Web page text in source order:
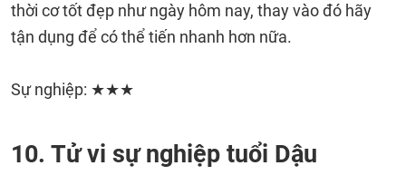
thời cơ tốt đẹp như ngày hôm nay, thay vào đó hãy
tận dụng để có thể tiến nhanh hơn nữa.
Sự nghiệp: ★★★
10. Tử vi sự nghiệp tuổi Dậu